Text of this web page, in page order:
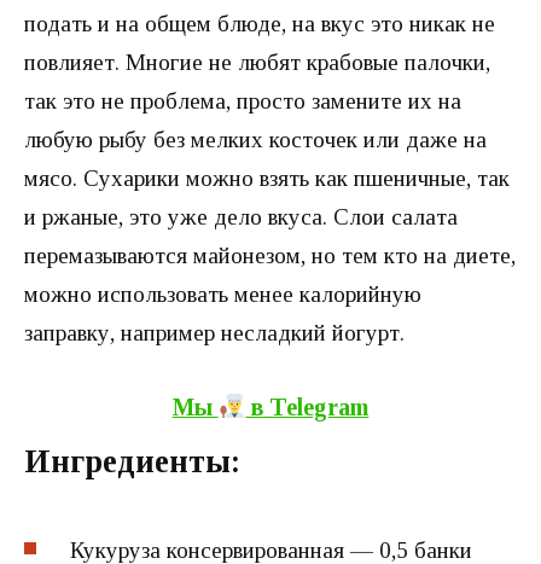
подать и на общем блюде, на вкус это никак не
повлияет. Многие не любят крабовые палочки,
так это не проблема, просто замените их на
любую рыбу без мелких косточек или даже на
мясо. Сухарики можно взять как пшеничные, так
и ржаные, это уже дело вкуса. Слои салата
перемазываются майонезом, но тем кто на диете,
можно использовать менее калорийную
заправку, например несладкий йогурт.
Мы в Теlegram
Ингредиенты:
Кукуруза консервированная — 0,5 банки